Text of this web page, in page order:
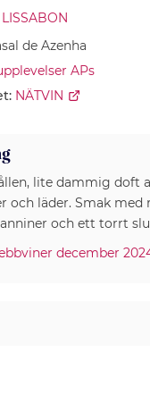
LISSABON
de Azenha
APs
NÄTVIN
lite dammig doft
och läder. Smak
och ett torrt
december